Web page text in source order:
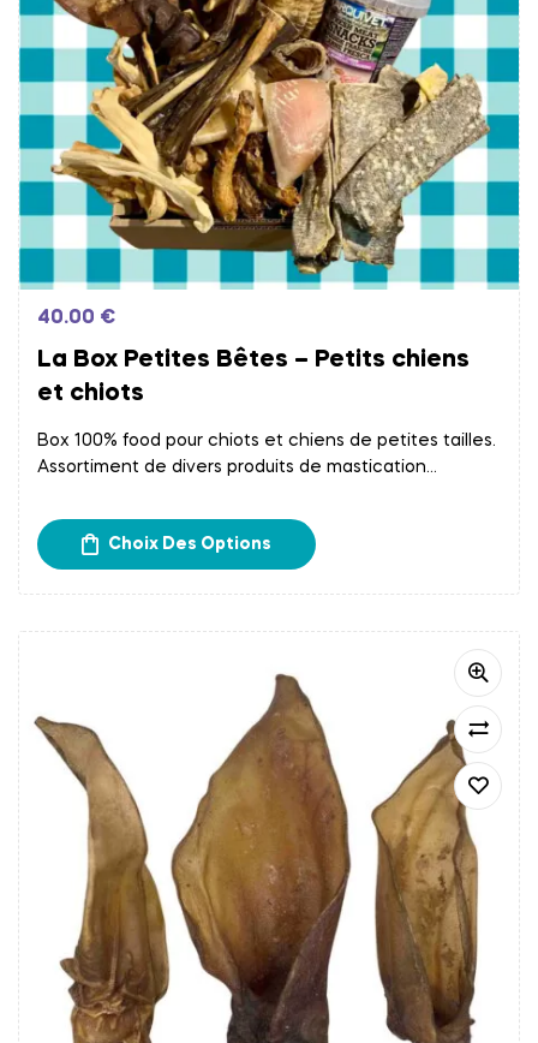
40.00 €
La Box Petites Bêtes – Petits chiens
et chiots
Box 100% food pour chiots et chiens de petites tailles.
Assortiment de divers produits de mastication
Frais d’expédition calculés à l’étape du paiement.
Retrait gratuit chez Papatte Douce à Bordeaux.
Choix Des Options